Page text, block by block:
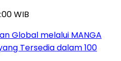
WIB
Global melalui MANGA
Tersedia dalam 100